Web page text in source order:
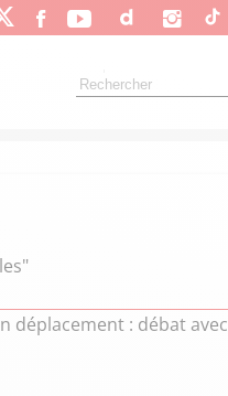
déplacement : débat avec